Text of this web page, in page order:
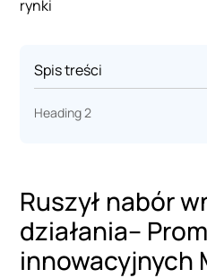
Spis treści
Heading 2
Ruszył nabór
działania–
innowacyjnych